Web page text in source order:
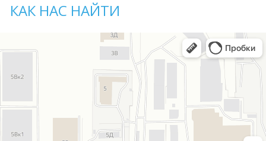
КАК НАС НАЙТИ